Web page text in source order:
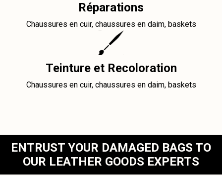
Réparations
Chaussures en cuir, chaussures en daim, baskets
Teinture et Recoloration
Chaussures en cuir, chaussures en daim, baskets
ENTRUST YOUR DAMAGED BAGS TO
OUR LEATHER GOODS EXPERTS